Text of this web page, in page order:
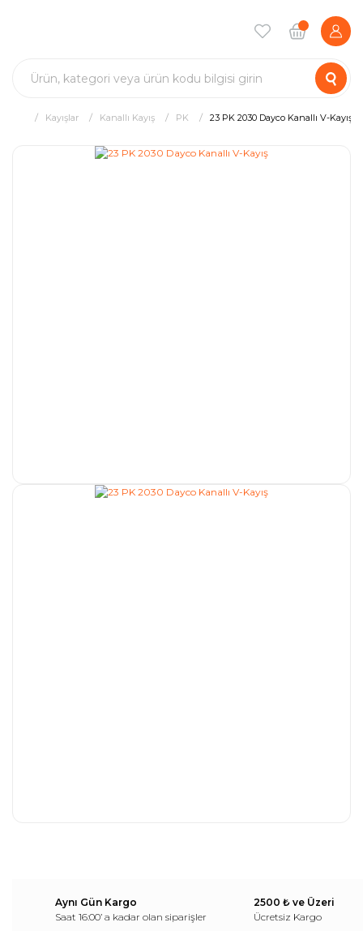
Kayışlar Kanallı Kayış PK 23 PK 2030 Dayco Kanallı V-Kayış
Aynı Gün Kargo
Saat 16:00’ a kadar olan siparişler
2500 ₺ ve Üzeri
Ücretsiz Kargo